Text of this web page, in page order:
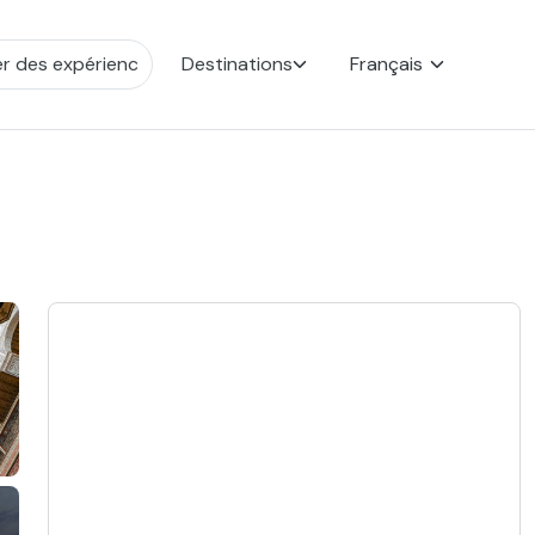
Destinations Français